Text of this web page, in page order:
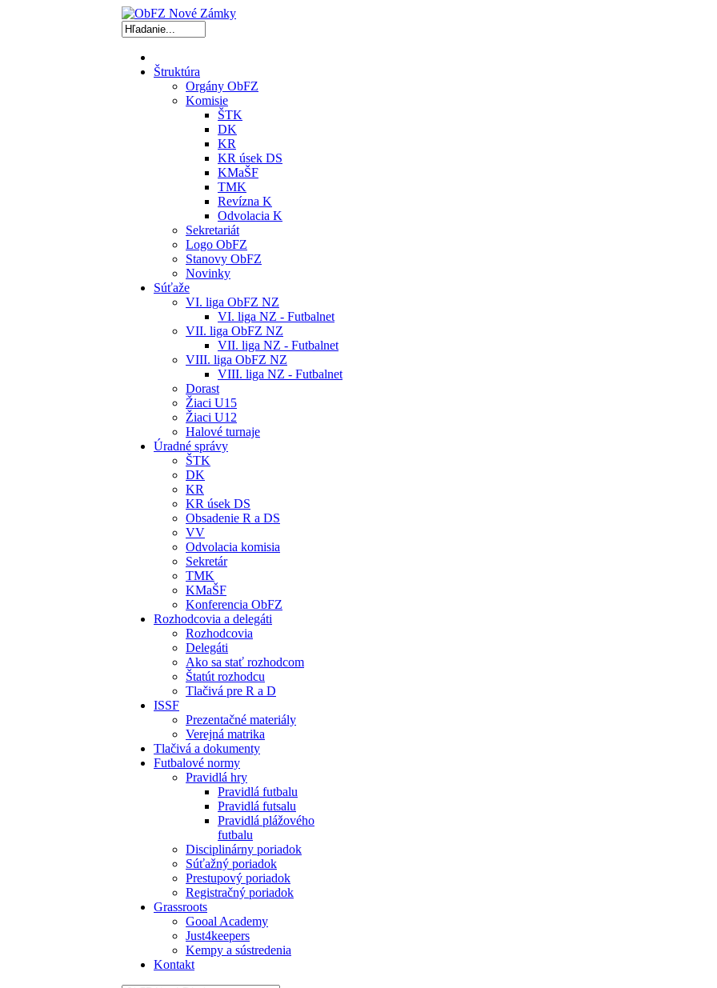
Štruktúra
Orgány ObFZ
Komisie
ŠTK
DK
KR
KR úsek DS
KMaŠF
TMK
Revízna K
Odvolacia K
Sekretariát
Logo ObFZ
Stanovy ObFZ
Novinky
Súťaže
VI. liga ObFZ NZ
VI. liga NZ - Futbalnet
VII. liga ObFZ NZ
VII. liga NZ - Futbalnet
VIII. liga ObFZ NZ
VIII. liga NZ - Futbalnet
Dorast
Žiaci U15
Žiaci U12
Halové turnaje
Úradné správy
ŠTK
DK
KR
KR úsek DS
Obsadenie R a DS
VV
Odvolacia komisia
Sekretár
TMK
KMaŠF
Konferencia ObFZ
Rozhodcovia a delegáti
Rozhodcovia
Delegáti
Ako sa stať rozhodcom
Štatút rozhodcu
Tlačivá pre R a D
ISSF
Prezentačné materiály
Verejná matrika
Tlačivá a dokumenty
Futbalové normy
Pravidlá hry
Pravidlá futbalu
Pravidlá futsalu
Pravidlá plážového
futbalu
Disciplinárny poriadok
Súťažný poriadok
Prestupový poriadok
Registračný poriadok
Grassroots
Gooal Academy
Just4keepers
Kempy a sústredenia
Kontakt